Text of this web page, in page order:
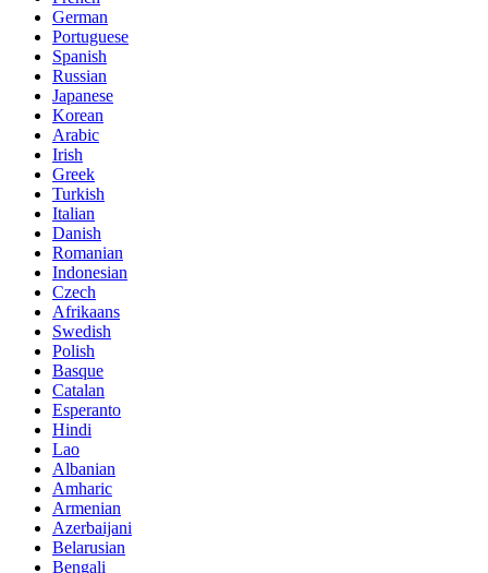
German
Portuguese
Spanish
Russian
Japanese
Korean
Arabic
Irish
Greek
Turkish
Italian
Danish
Romanian
Indonesian
Czech
Afrikaans
Swedish
Polish
Basque
Catalan
Esperanto
Hindi
Lao
Albanian
Amharic
Armenian
Azerbaijani
Belarusian
Bengali